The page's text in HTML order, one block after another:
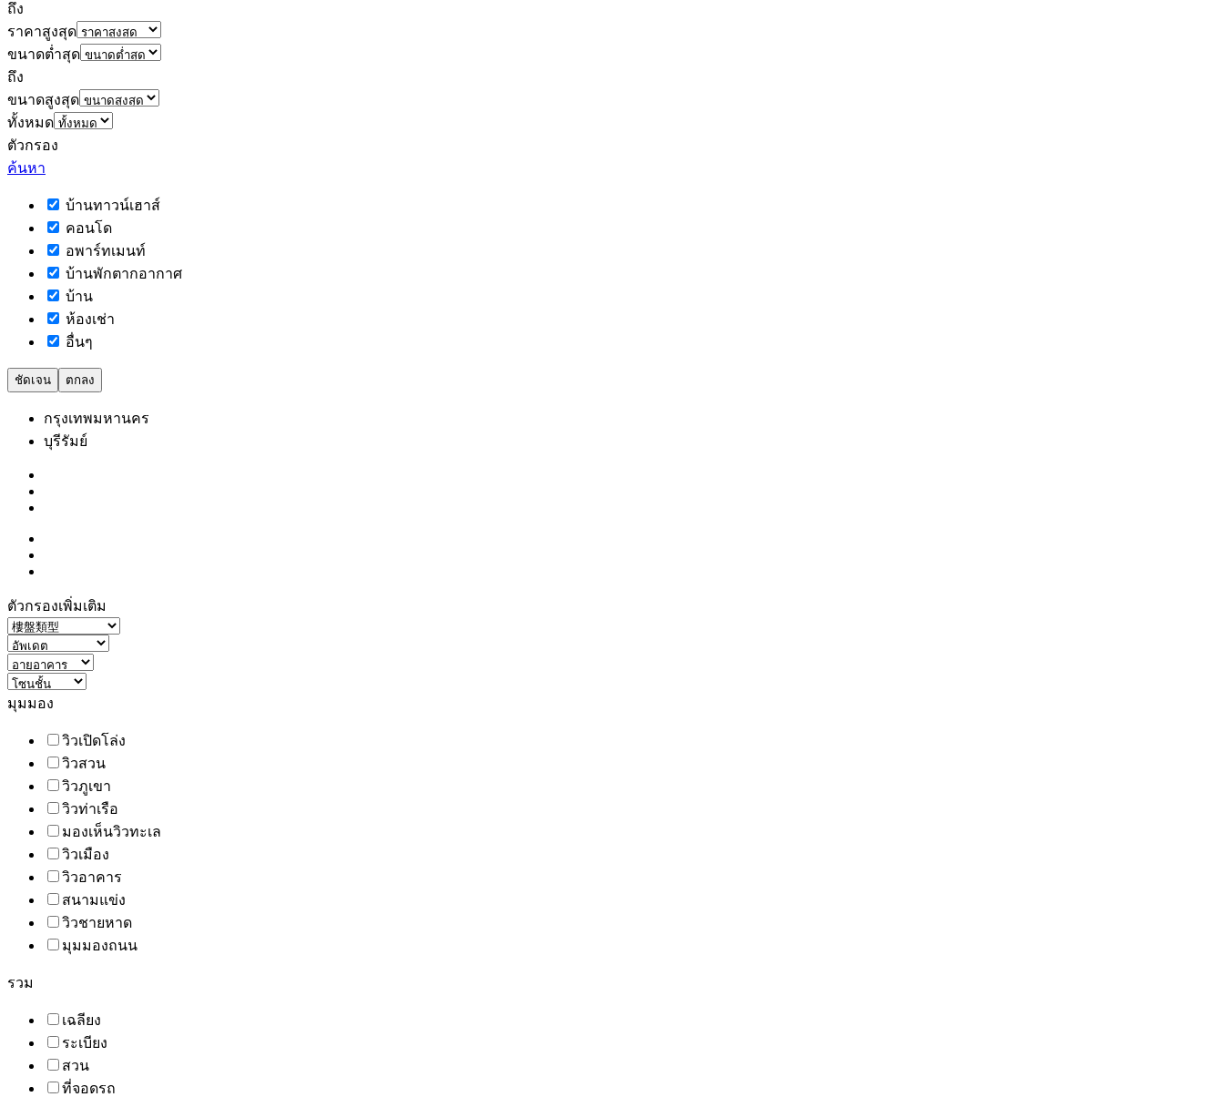
ถึง
ราคาสูงสุด
ขนาดต่ำสุด
ถึง
ขนาดสูงสุด
ทั้งหมด
ตัวกรอง
ค้นหา
บ้านทาวน์เฮาส์
คอนโด
อพาร์ทเมนท์
บ้านพักตากอากาศ
บ้าน
ห้องเช่า
อื่นๆ
ชัดเจน ตกลง
กรุงเทพมหานคร
บุรีรัมย์
ตัวกรองเพิ่มเติม
มุมมอง
วิวเปิดโล่ง
วิวสวน
วิวภูเขา
วิวท่าเรือ
มองเห็นวิวทะเล
วิวเมือง
วิวอาคาร
สนามแข่ง
วิวชายหาด
มุมมองถนน
รวม
เฉลียง
ระเบียง
สวน
ที่จอดรถ